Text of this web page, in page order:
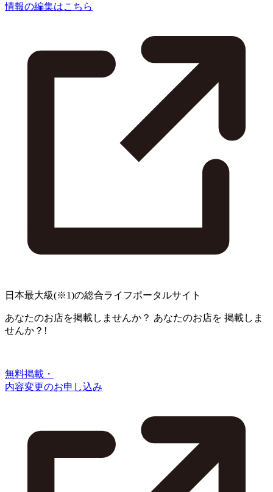
情報の編集はこちら
日本最大級(※1)の総合ライフポータルサイト
あなたのお店を掲載しませんか？ あなたのお店を 掲載しま
せんか？!
無料掲載・
内容変更のお申し込み